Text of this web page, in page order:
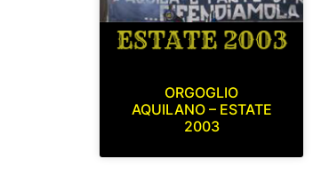
ORGOGLIO
AQUILANO – ESTATE
2003